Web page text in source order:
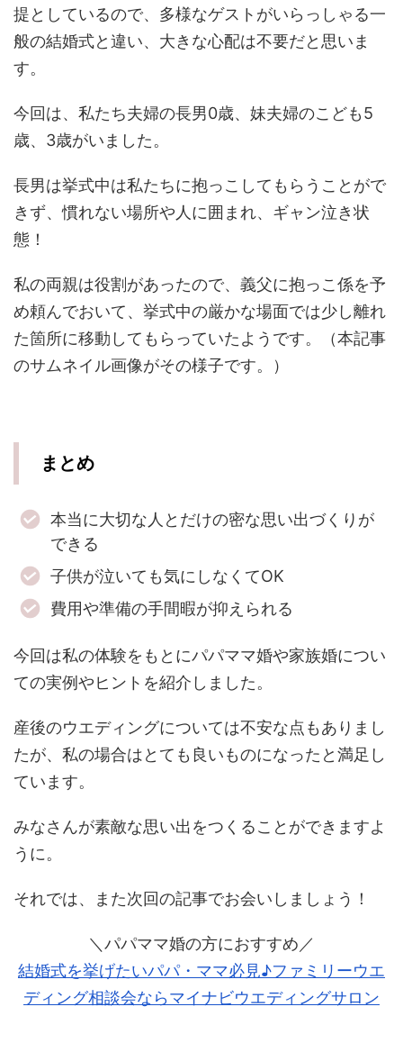
提としているので、多様なゲストがいらっしゃる一
般の結婚式と違い、大きな心配は不要だと思いま
す。
今回は、私たち夫婦の長男0歳、妹夫婦のこども5
歳、3歳がいました。
長男は挙式中は私たちに抱っこしてもらうことがで
きず、慣れない場所や人に囲まれ、ギャン泣き状
態！
私の両親は役割があったので、義父に抱っこ係を予
め頼んでおいて、挙式中の厳かな場面では少し離れ
た箇所に移動してもらっていたようです。（本記事
のサムネイル画像がその様子です。）
まとめ
本当に大切な人とだけの密な思い出づくりが
できる
子供が泣いても気にしなくてOK
費用や準備の手間暇が抑えられる
今回は私の体験をもとにパパママ婚や家族婚につい
ての実例やヒントを紹介しました。
産後のウエディングについては不安な点もありまし
たが、私の場合はとても良いものになったと満足し
ています。
みなさんが素敵な思い出をつくることができますよ
うに。
それでは、また次回の記事でお会いしましょう！
＼パパママ婚の方におすすめ／
結婚式を挙げたいパパ・ママ必見♪ファミリーウエ
ディング相談会ならマイナビウエディングサロン